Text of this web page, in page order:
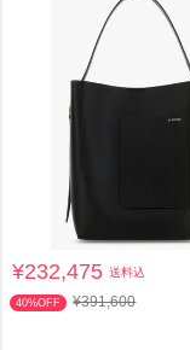
¥232,475送料込
40%OFF ¥391,600